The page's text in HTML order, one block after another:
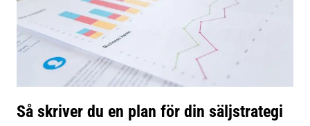
Så skriver du en plan för din säljstrategi